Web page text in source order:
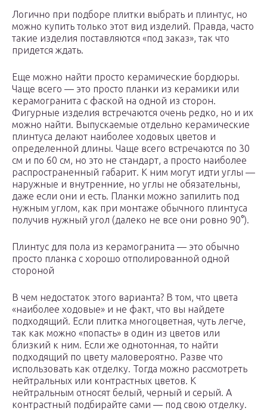
Логично при подборе плитки выбрать и плинтус, но
можно купить только этот вид изделий. Правда, часто
такие изделия поставляются «под заказ», так что
придется ждать.
Еще можно найти просто керамические бордюры.
Чаще всего — это просто планки из керамики или
керамогранита с фаской на одной из сторон.
Фигурные изделия встречаются очень редко, но и их
можно найти. Выпускаемые отдельно керамические
плинтуса делают наиболее ходовых цветов и
определенной длины. Чаще всего встречаются по 30
см и по 60 см, но это не стандарт, а просто наиболее
распространенный габарит. К ним могут идти углы —
наружные и внутренние, но углы не обязательны,
даже если они и есть. Планки можно запилить под
нужным углом, как при монтаже обычного плинтуса
получив нужный угол (далеко не все они ровно 90°).
Плинтус для пола из керамогранита — это обычно
просто планка с хорошо отполированной одной
стороной
В чем недостаток этого варианта? В том, что цвета
«наиболее ходовые» и не факт, что вы найдете
подходящий. Если плитка многоцветная, чуть легче,
так как можно «попасть» в один из цветов или
близкий к ним. Если же однотонная, то найти
подходящий по цвету маловероятно. Разве что
использовать как отделку. Тогда можно рассмотреть
нейтральных или контрастных цветов. К
нейтральным относят белый, черный и серый. А
контрастный подбирайте сами — под свою отделку.